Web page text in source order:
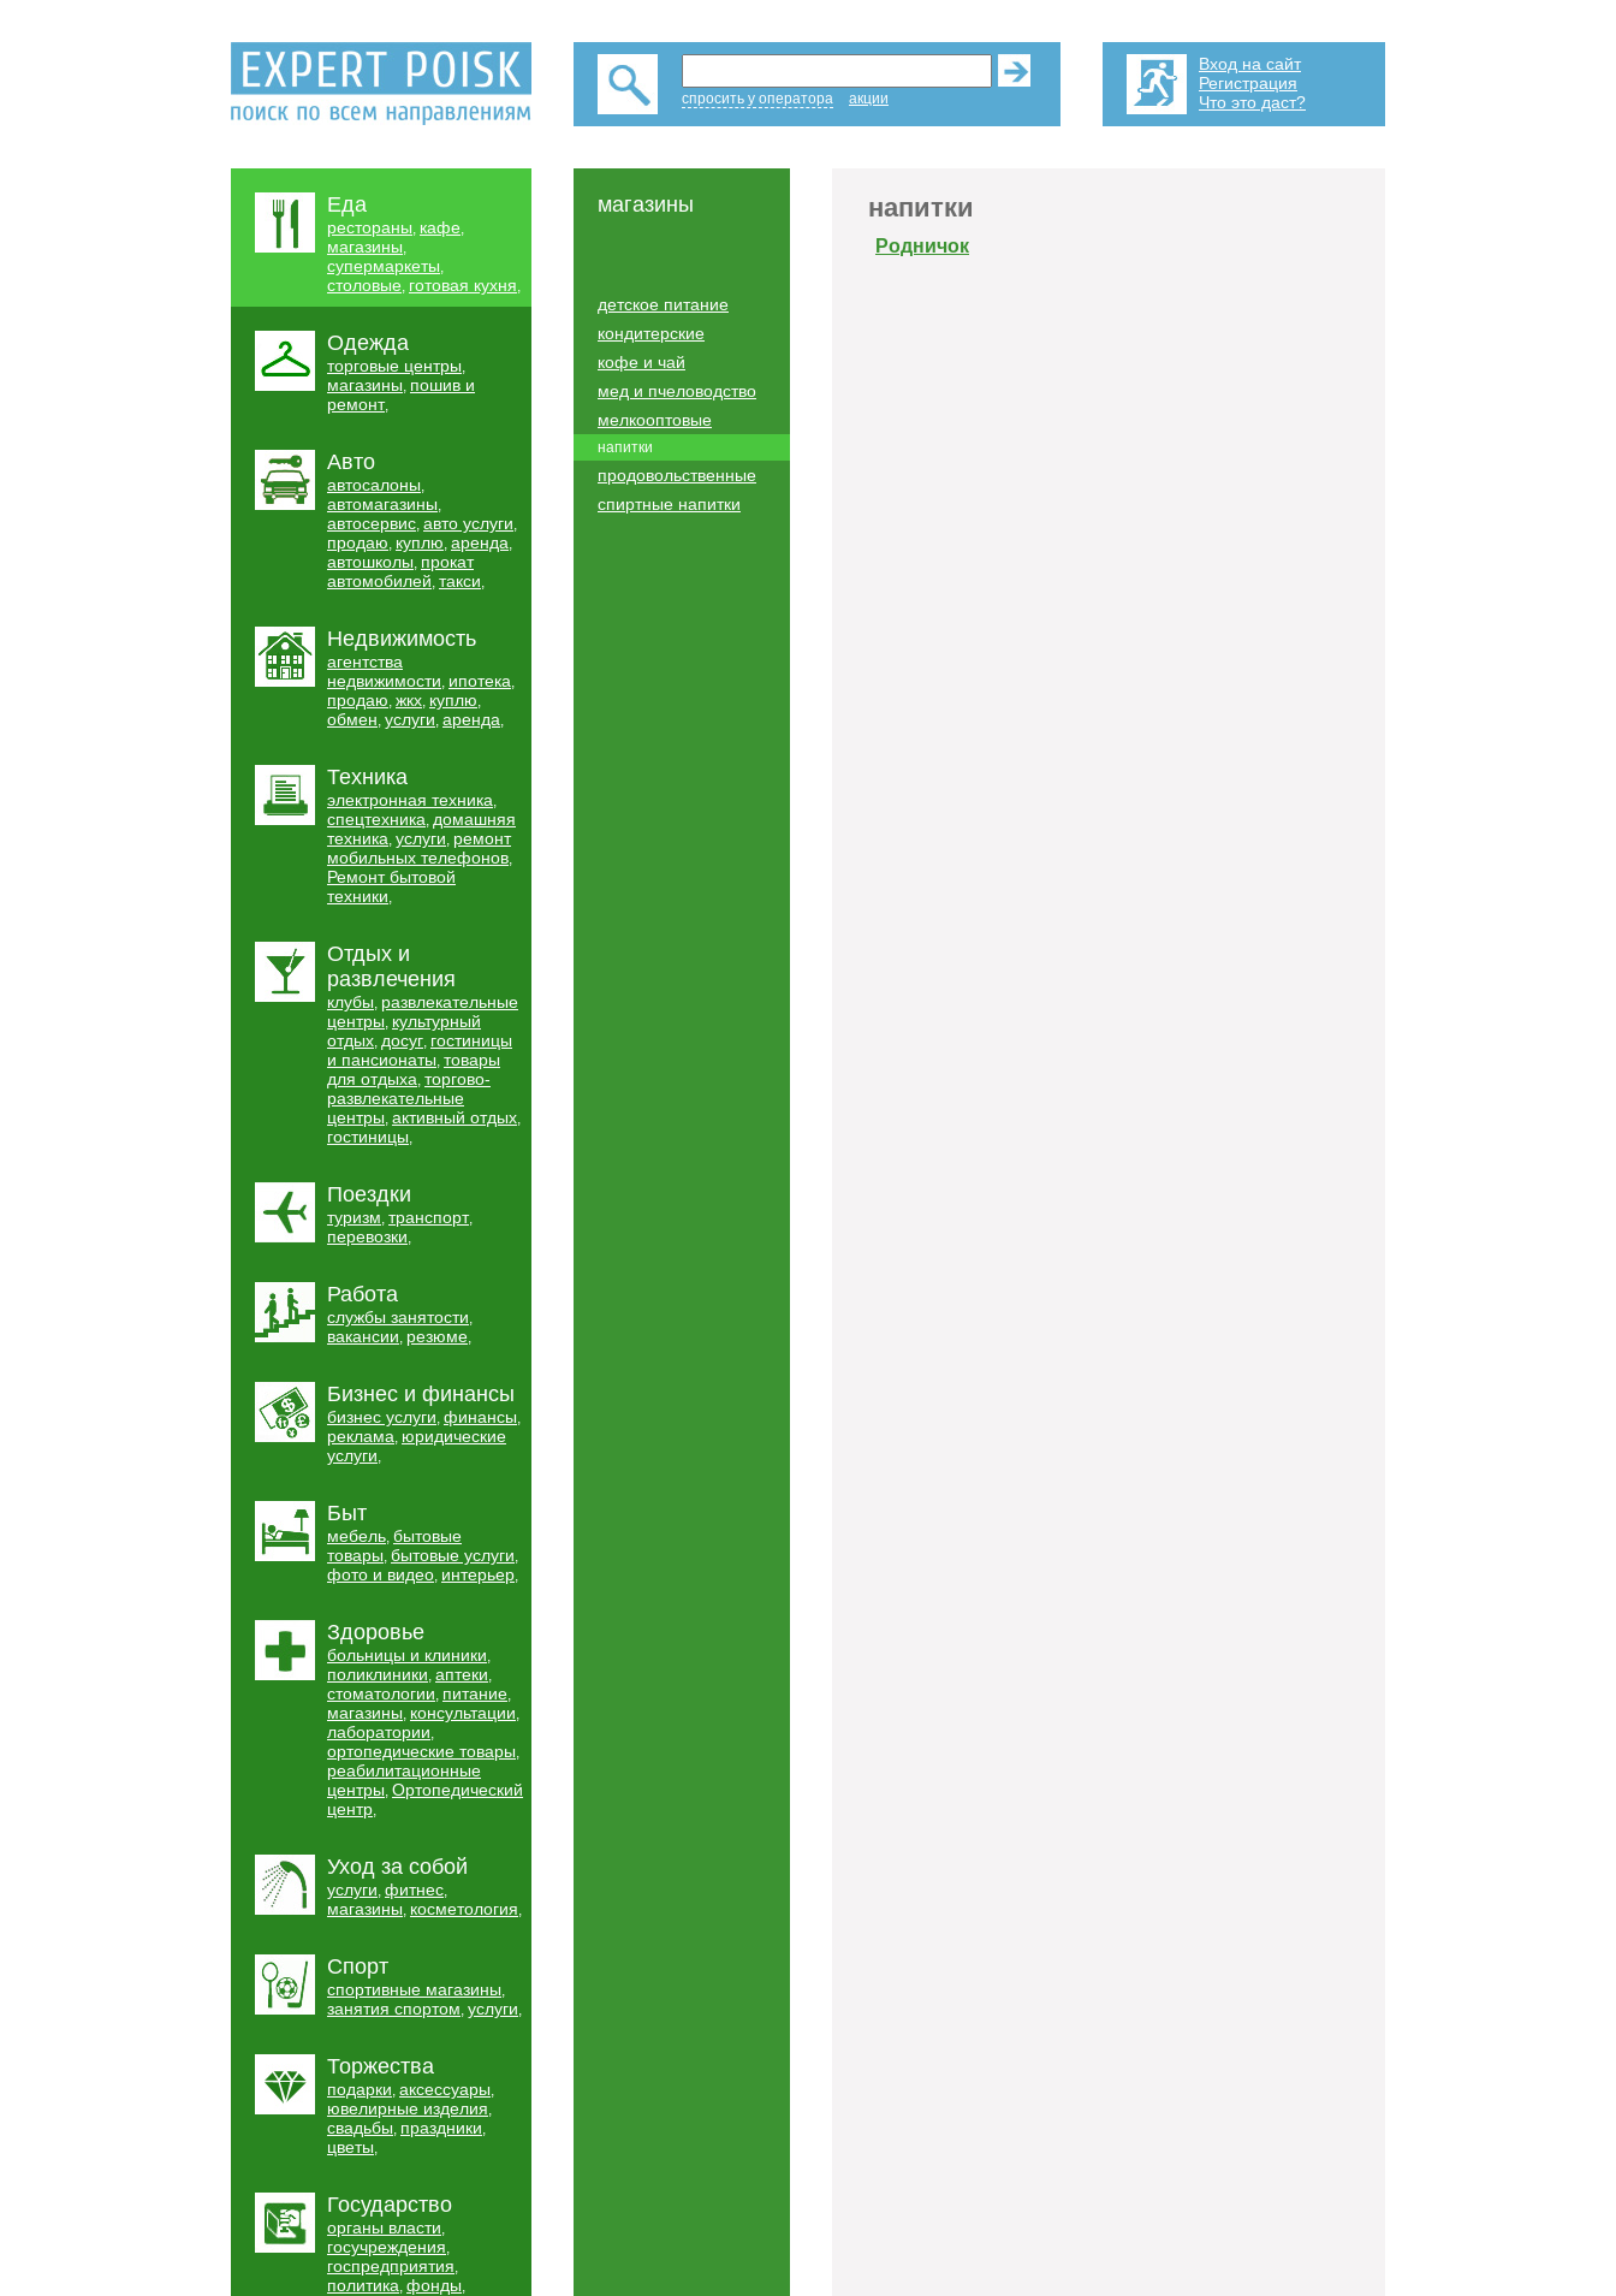
спросить у оператора акции
Вход на сайт
Регистрация
Что это даст?
Еда
рестораны, кафе,
магазины,
супермаркеты,
столовые, готовая кухня,
Одежда
торговые центры,
магазины, пошив и
ремонт,
Авто
автосалоны,
автомагазины,
автосервис, авто услуги,
продаю, куплю, аренда,
автошколы, прокат
автомобилей, такси,
Недвижимость
агентства
недвижимости, ипотека,
продаю, жкх, куплю,
обмен, услуги, аренда,
Техника
электронная техника,
спецтехника, домашняя
техника, услуги, ремонт
мобильных телефонов,
Ремонт бытовой
техники,
Отдых и
развлечения
клубы, развлекательные
центры, культурный
отдых, досуг, гостиницы
и пансионаты, товары
для отдыха, торгово-
развлекательные
центры, активный отдых,
гостиницы,
Поездки
туризм, транспорт,
перевозки,
Работа
службы занятости,
вакансии, резюме,
Бизнес и финансы
бизнес услуги, финансы,
реклама, юридические
услуги,
Быт
мебель, бытовые
товары, бытовые услуги,
фото и видео, интерьер,
Здоровье
больницы и клиники,
поликлиники, аптеки,
стоматологии, питание,
магазины, консультации,
лаборатории,
ортопедические товары,
реабилитационные
центры, Ортопедический
центр,
Уход за собой
услуги, фитнес,
магазины, косметология,
Спорт
спортивные магазины,
занятия спортом, услуги,
Торжества
подарки, аксессуары,
ювелирные изделия,
свадьбы, праздники,
цветы,
Государство
органы власти,
госучреждения,
госпредприятия,
политика, фонды,
магазины
детское питание
кондитерские
кофе и чай
мед и пчеловодство
мелкооптовые
напитки
продовольственные
спиртные напитки
напитки
Родничок